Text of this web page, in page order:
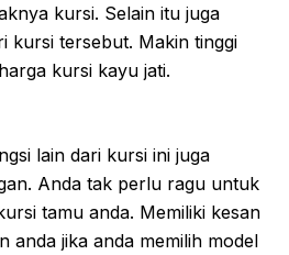
kursi. Selain itu juga
kursi tersebut. Makin tinggi
kursi kayu jati.
lain dari kursi ini juga
Anda tak perlu ragu untuk
tamu anda. Memiliki kesan
anda jika anda memilih model